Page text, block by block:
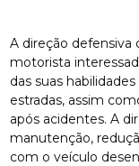
A direção defensiva
motorista
das suas
estradas, assim
após acidentes. A
manutenção,
com o veículo